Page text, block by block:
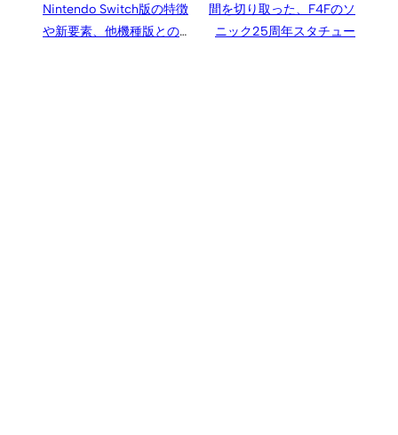
Nintendo Switch版の特徴
や新要素、他機種版との違
間を切り取った、F4Fのソ
ニック25周年スタチュー